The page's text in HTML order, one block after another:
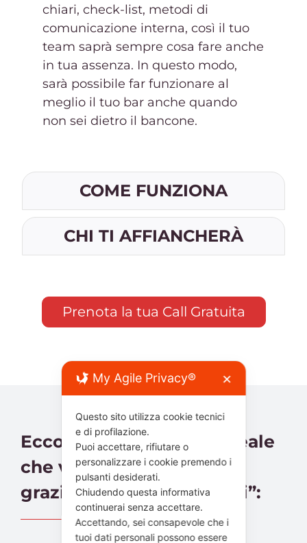
chiari, check-list, metodi di
comunicazione interna, così il tuo
team saprà sempre cosa fare anche
in tua assenza. In questo modo,
sarà possibile far funzionare al
meglio il tuo bar anche quando
non sei dietro il bancone.
COME FUNZIONA
CHI TI AFFIANCHERÀ
Prenota la tua Call Gratuita
Ecco la trasformazione reale
che vivrai in soli 12 mesi
grazie a “Il Bar che Vorrei”:
My Agile Privacy® ✕
Questo sito utilizza cookie tecnici
e di profilazione.
Puoi accettare, rifiutare o
personalizzare i cookie premendo i
pulsanti desiderati.
Chiudendo questa informativa
continuerai senza accettare.
Accettando, sei consapevole che i
tuoi dati personali possono essere